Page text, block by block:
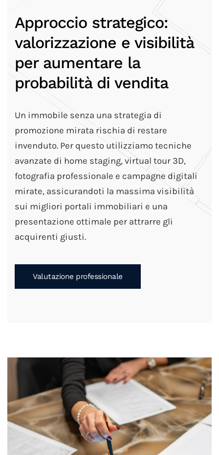
Approccio strategico:
valorizzazione e visibilità
per aumentare la
probabilità di vendita
Un immobile senza una strategia di
promozione mirata rischia di restare
invenduto. Per questo utilizziamo tecniche
avanzate di home staging, virtual tour 3D,
fotografia professionale e campagne digitali
mirate, assicurandoti la massima visibilità
sui migliori portali immobiliari e una
presentazione ottimale per attrarre gli
acquirenti giusti.
Valutazione professionale